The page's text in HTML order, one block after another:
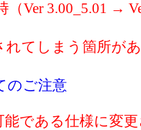
Ver 3.00_5.01 →
てしまう箇所が
のご注意
である仕様に変